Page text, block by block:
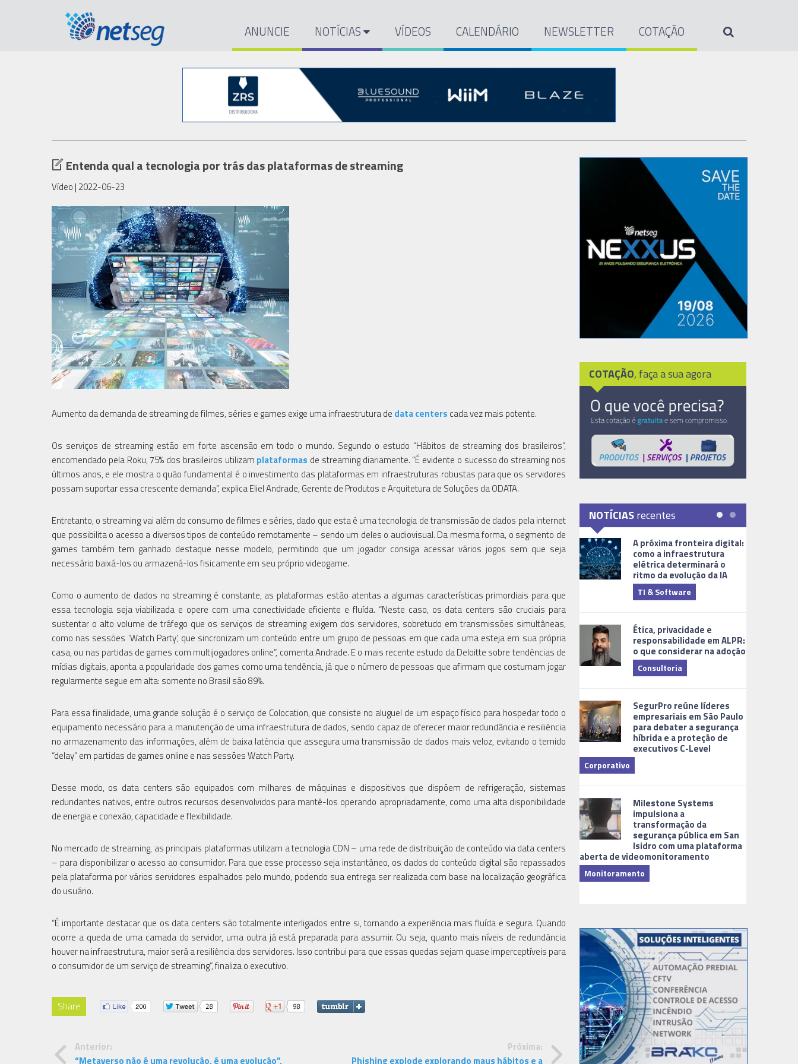
ANUNCIE NOTÍCIAS VÍDEOS CALENDÁRIO NEWSLETTER COTAÇÃO
Entenda qual a tecnologia por trás das plataformas de streaming
Vídeo | 2022-06-23
Aumento da demanda de streaming de filmes, séries e games exige uma infraestrutura de data centers cada vez mais potente.
Os serviços de streaming estão em forte ascensão em todo o mundo. Segundo o estudo “Hábitos de streaming dos brasileiros”,
encomendado pela Roku, 75% dos brasileiros utilizam plataformas de streaming diariamente. “É evidente o sucesso do streaming nos
últimos anos, e ele mostra o quão fundamental é o investimento das plataformas em infraestruturas robustas para que os servidores
possam suportar essa crescente demanda”, explica Eliel Andrade, Gerente de Produtos e Arquitetura de Soluções da ODATA.
Entretanto, o streaming vai além do consumo de filmes e séries, dado que esta é uma tecnologia de transmissão de dados pela internet
que possibilita o acesso a diversos tipos de conteúdo remotamente – sendo um deles o audiovisual. Da mesma forma, o segmento de
games também tem ganhado destaque nesse modelo, permitindo que um jogador consiga acessar vários jogos sem que seja
necessário baixá-los ou armazená-los fisicamente em seu próprio videogame.
Como o aumento de dados no streaming é constante, as plataformas estão atentas a algumas características primordiais para que
essa tecnologia seja viabilizada e opere com uma conectividade eficiente e fluída. “Neste caso, os data centers são cruciais para
sustentar o alto volume de tráfego que os serviços de streaming exigem dos servidores, sobretudo em transmissões simultâneas,
como nas sessões ‘Watch Party’, que sincronizam um conteúdo entre um grupo de pessoas em que cada uma esteja em sua própria
casa, ou nas partidas de games com multijogadores online”, comenta Andrade. E o mais recente estudo da Deloitte sobre tendências de
mídias digitais, aponta a popularidade dos games como uma tendência, já que o número de pessoas que afirmam que costumam jogar
regularmente segue em alta: somente no Brasil são 89%.
Para essa finalidade, uma grande solução é o serviço de Colocation, que consiste no aluguel de um espaço físico para hospedar todo o
equipamento necessário para a manutenção de uma infraestrutura de dados, sendo capaz de oferecer maior redundância e resiliência
no armazenamento das informações, além de baixa latência que assegura uma transmissão de dados mais veloz, evitando o temido
“delay” em partidas de games online e nas sessões Watch Party.
Desse modo, os data centers são equipados com milhares de máquinas e dispositivos que dispõem de refrigeração, sistemas
redundantes nativos, entre outros recursos desenvolvidos para mantê-los operando apropriadamente, como uma alta disponibilidade
de energia e conexão, capacidade e flexibilidade.
No mercado de streaming, as principais plataformas utilizam a tecnologia CDN – uma rede de distribuição de conteúdo via data centers
– para disponibilizar o acesso ao consumidor. Para que esse processo seja instantâneo, os dados do conteúdo digital são repassados
pela plataforma por vários servidores espalhados pelo mundo, podendo sua entrega ser realizada com base na localização geográfica
do usuário.
“É importante destacar que os data centers são totalmente interligados entre si, tornando a experiência mais fluída e segura. Quando
ocorre a queda de uma camada do servidor, uma outra já está preparada para assumir. Ou seja, quanto mais níveis de redundância
houver na infraestrutura, maior será a resiliência dos servidores. Isso contribui para que essas quedas sejam quase imperceptíveis para
o consumidor de um serviço de streaming”, finaliza o executivo.
Share
Anterior:
“Metaverso não é uma revolução, é uma evolução”,
Próxima:
Phishing explode explorando maus hábitos e a
COTAÇÃO, faça a sua agora
NOTÍCIASrecentes
A próxima fronteira digital:
como a infraestrutura
elétrica determinará o
ritmo da evolução da IA
TI & Software
Ética, privacidade e
responsabilidade em ALPR:
o que considerar na adoção
Consultoria
SegurPro reúne líderes
empresariais em São Paulo
para debater a segurança
híbrida e a proteção de
executivos C-Level
Corporativo
Milestone Systems
impulsiona a
transformação da
segurança pública em San
Isidro com uma plataforma
aberta de videomonitoramento
Monitoramento